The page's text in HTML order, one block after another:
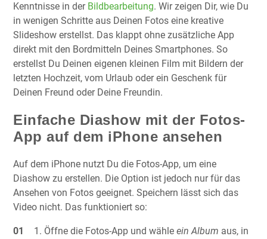
Kenntnisse in der Bildbearbeitung. Wir zeigen Dir, wie Du
in wenigen Schritte aus Deinen Fotos eine kreative
Slideshow erstellst. Das klappt ohne zusätzliche App
direkt mit den Bordmitteln Deines Smartphones. So
erstellst Du Deinen eigenen kleinen Film mit Bildern der
letzten Hochzeit, vom Urlaub oder ein Geschenk für
Deinen Freund oder Deine Freundin.
Einfache Diashow mit der Fotos-
App auf dem iPhone ansehen
Auf dem iPhone nutzt Du die Fotos-App, um eine
Diashow zu erstellen. Die Option ist jedoch nur für das
Ansehen von Fotos geeignet. Speichern lässt sich das
Video nicht. Das funktioniert so:
Öffne die Fotos-App und wähleein Album aus, in